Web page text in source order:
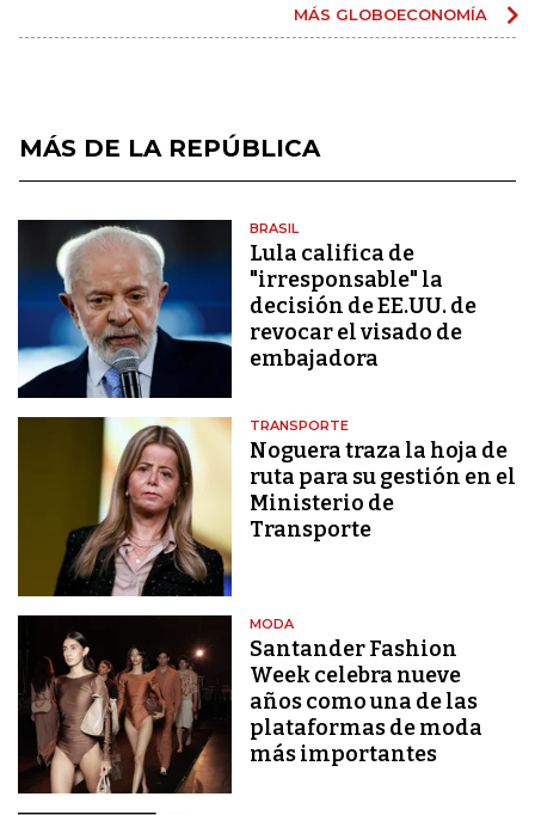
MÁS GLOBOECONOMÍA
MÁS DE LA REPÚBLICA
BRASIL
Lula califica de
"irresponsable" la
decisión de EE.UU. de
revocar el visado de
embajadora
TRANSPORTE
Noguera traza la hoja de
ruta para su gestión en el
Ministerio de
Transporte
MODA
Santander Fashion
Week celebra nueve
años como una de las
plataformas de moda
más importantes